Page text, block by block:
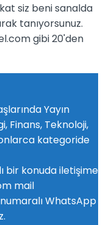
siz beni sanalda
tanıyorsunuz.
gibi 20'den
Yayın
Finans, Teknoloji,
kategoride
bir konuda iletişime
mail
WhatsApp